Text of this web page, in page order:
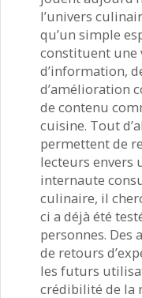
l’univers
qu’un simple
constituent une
d’information,
d’amélioration
de contenu
cuisine. Tout
permettent de
lecteurs envers
internaute
culinaire, il
ci a déjà été
personnes. Des
de retours
les futurs
crédibilité de la